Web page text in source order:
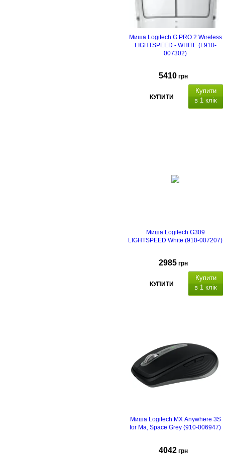
Миша Logitech G PRO 2 Wireless
LIGHTSPEED - WHITE (L910-
007302)
5410 грн
КУПИТИ
Купити
в 1 клік
Миша Logitech G309
LIGHTSPEED White (910-007207)
2985 грн
КУПИТИ
Купити
в 1 клік
Миша Logitech MX Anywhere 3S
for Ma, Space Grey (910-006947)
4042 грн